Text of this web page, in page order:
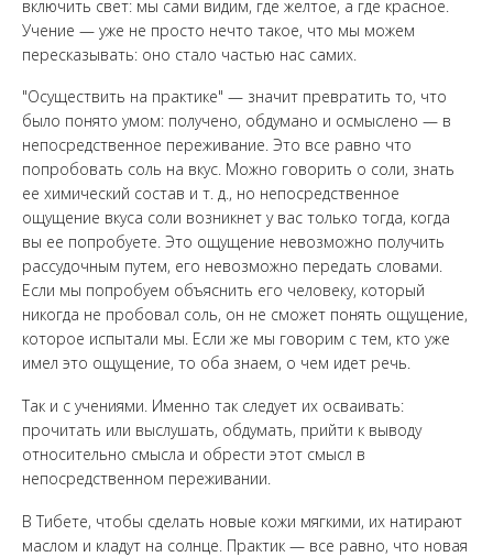
включить свет: мы сами видим, где желтое, а где красное.
Учение — уже не просто нечто такое, что мы можем
пересказывать: оно стало частью нас самих.
"Осуществить на практике" — значит превратить то, что
было понято умом: получено, обдумано и осмыслено — в
непосредственное переживание. Это все равно что
попробовать соль на вкус. Можно говорить о соли, знать
ее химический состав и т. д., но непосредственное
ощущение вкуса соли возникнет у вас только тогда, когда
вы ее попробуете. Это ощущение невозможно получить
рассудочным путем, его невозможно передать словами.
Если мы попробуем объяснить его человеку, который
никогда не пробовал соль, он не сможет понять ощущение,
которое испытали мы. Если же мы говорим с тем, кто уже
имел это ощущение, то оба знаем, о чем идет речь.
Так и с учениями. Именно так следует их осваивать:
прочитать или выслушать, обдумать, прийти к выводу
относительно смысла и обрести этот смысл в
непосредственном переживании.
В Тибете, чтобы сделать новые кожи мягкими, их натирают
маслом и кладут на солнце. Практик — все равно, что новая